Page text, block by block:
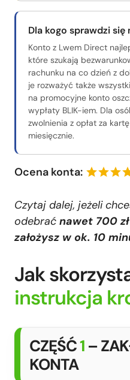
Dla kogo sprawdzi się
Konto z Lwem Direct
które szukają
rachunku na co dzień z
je rozważyć także
na promocyjne konto
wypłaty BLIK-iem. Dla
zwolnienia z opłat za
miesięcznie.
Ocena konta:
Czytaj dalej, jeżeli
odebrać nawet 700
założysz w ok. 10
Jak
instrukcja
CZĘŚĆ1 –
KONTA